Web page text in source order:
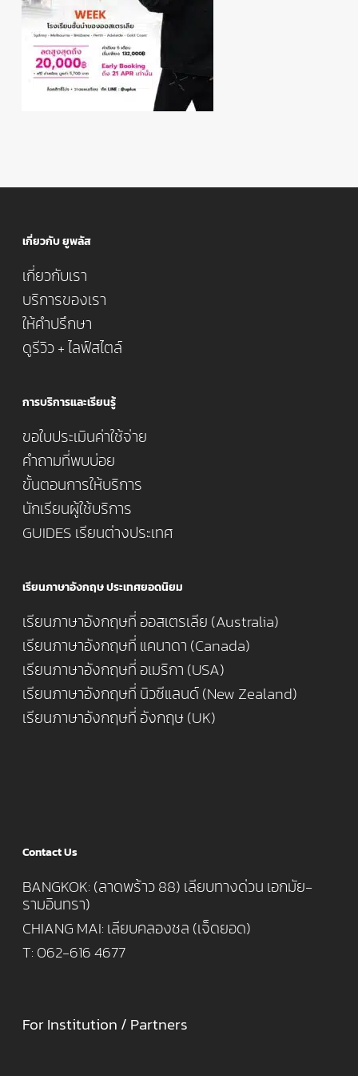
เกี่ยวกับ ยูพลัส
เกี่ยวกับเรา
บริการของเรา
ให้คำปรึกษา
ดูรีวิว + ไลฟ์สไตล์
การบริการและเรียนรู้
ขอใบประเมินค่าใช้จ่าย
คำถามที่พบบ่อย
ขั้นตอนการให้บริการ
นักเรียนผู้ใช้บริการ
GUIDES เรียนต่างประเทศ
เรียนภาษาอังกฤษ ประเทศยอดนิยม
เรียนภาษาอังกฤษที่ ออสเตรเลีย (Australia)
เรียนภาษาอังกฤษที่ แคนาดา (Canada)
เรียนภาษาอังกฤษที่ อเมริกา (USA)
เรียนภาษาอังกฤษที่ นิวซีแลนด์ (New Zealand)
เรียนภาษาอังกฤษที่ อังกฤษ (UK)
Contact Us
BANGKOK: (ลาดพร้าว 88) เลียบทางด่วน เอกมัย-
รามอินทรา)
CHIANG MAI: เลียบคลองชล (เจ็ดยอด)
T: 062-616 4677
For Institution / Partners